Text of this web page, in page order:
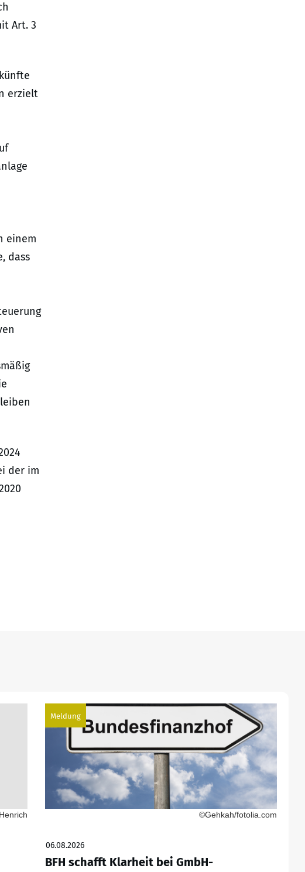
Art. 3
erzielt
einem
dass
der im
Meldung
©Gehkah/fotolia.com
06.08.2026
BFH schafft Klarheit bei GmbH-